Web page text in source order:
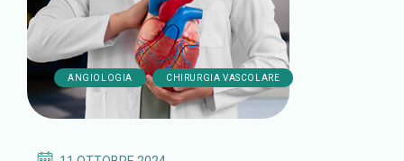
ANGIOLOGIA , CHIRURGIA VASCOLARE